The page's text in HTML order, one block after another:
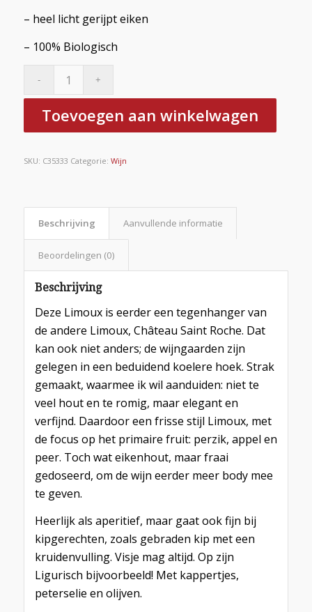
– heel licht gerijpt eiken
– 100% Biologisch
Toevoegen aan winkelwagen
SKU: C35333 Categorie: Wijn
Beschrijving Aanvullende informatie
Beoordelingen (0)
Beschrijving
Deze Limoux is eerder een tegenhanger van
de andere Limoux, Château Saint Roche. Dat
kan ook niet anders; de wijngaarden zijn
gelegen in een beduidend koelere hoek. Strak
gemaakt, waarmee ik wil aanduiden: niet te
veel hout en te romig, maar elegant en
verfijnd. Daardoor een frisse stijl Limoux, met
de focus op het primaire fruit: perzik, appel en
peer. Toch wat eikenhout, maar fraai
gedoseerd, om de wijn eerder meer body mee
te geven.
Heerlijk als aperitief, maar gaat ook fijn bij
kipgerechten, zoals gebraden kip met een
kruidenvulling. Visje mag altijd. Op zijn
Ligurisch bijvoorbeeld! Met kappertjes,
peterselie en olijven.